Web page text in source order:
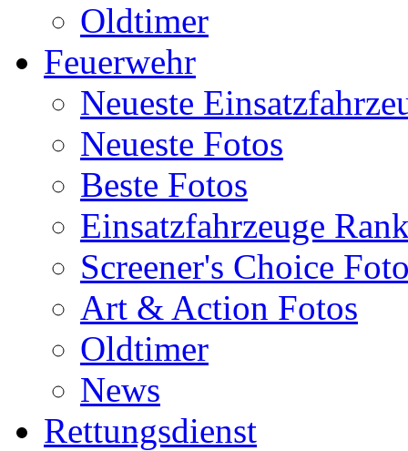
Oldtimer
Feuerwehr
Neueste
Neueste Fotos
Beste Fotos
Einsatzfahrzeuge
Screener's Choice
Art & Action Fotos
Oldtimer
News
Rettungsdienst